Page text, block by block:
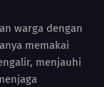
warga dengan
memakai
menjauhi